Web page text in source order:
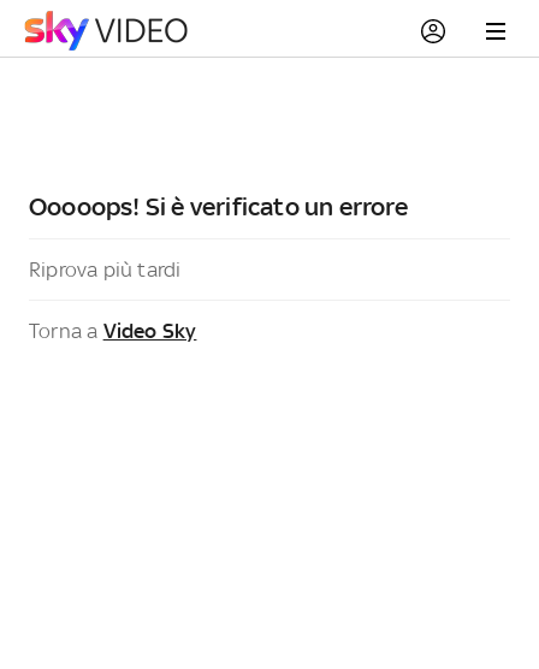
Ooooops! Si è verificato un errore
Riprova più tardi
Torna a Video Sky